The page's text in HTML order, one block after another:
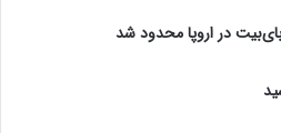
در اروپا محدود شد